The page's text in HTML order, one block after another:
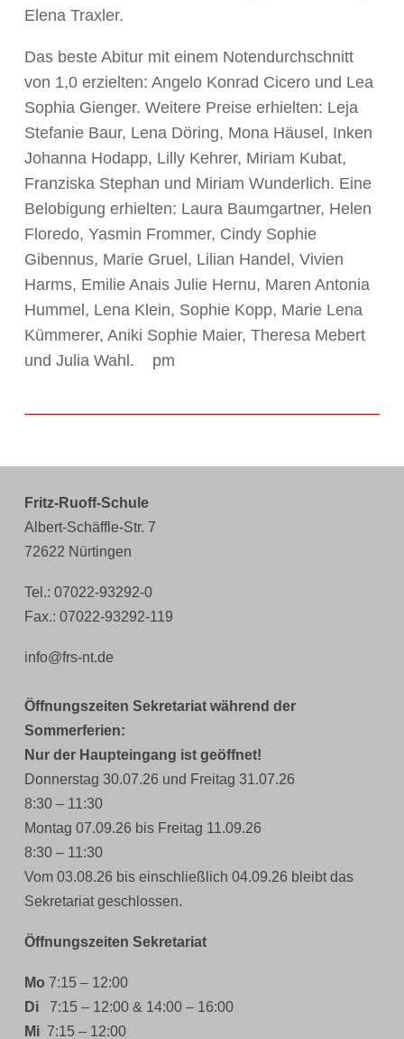
Elena Traxler.
Das beste Abitur mit einem Notendurchschnitt
von 1,0 erzielten: Angelo Konrad Cicero und Lea
Sophia Gienger. Weitere Preise erhielten: Leja
Stefanie Baur, Lena Döring, Mona Häusel, Inken
Johanna Hodapp, Lilly Kehrer, Miriam Kubat,
Franziska Stephan und Miriam Wunderlich. Eine
Belobigung erhielten: Laura Baumgartner, Helen
Floredo, Yasmin Frommer, Cindy Sophie
Gibennus, Marie Gruel, Lilian Handel, Vivien
Harms, Emilie Anais Julie Hernu, Maren Antonia
Hummel, Lena Klein, Sophie Kopp, Marie Lena
Kümmerer, Aniki Sophie Maier, Theresa Mebert
und Julia Wahl. pm
Fritz-Ruoff-Schule
Albert-Schäffle-Str. 7
72622 Nürtingen
Tel.: 07022-93292-0
Fax.: 07022-93292-119
info@frs-nt.de
Öffnungszeiten Sekretariat während der
Sommerferien:
Nur der Haupteingang ist geöffnet!
Donnerstag 30.07.26 und Freitag 31.07.26
8:30 – 11:30
Montag 07.09.26 bis Freitag 11.09.26
8:30 – 11:30
Vom 03.08.26 bis einschließlich 04.09.26 bleibt das
Sekretariat geschlossen.
Öffnungszeiten Sekretariat
Mo 7:15 – 12:00
Di 7:15 – 12:00 & 14:00 – 16:00
Mi 7:15 – 12:00